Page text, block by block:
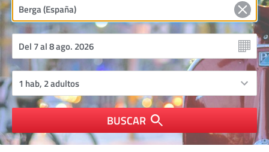
BUSCAR